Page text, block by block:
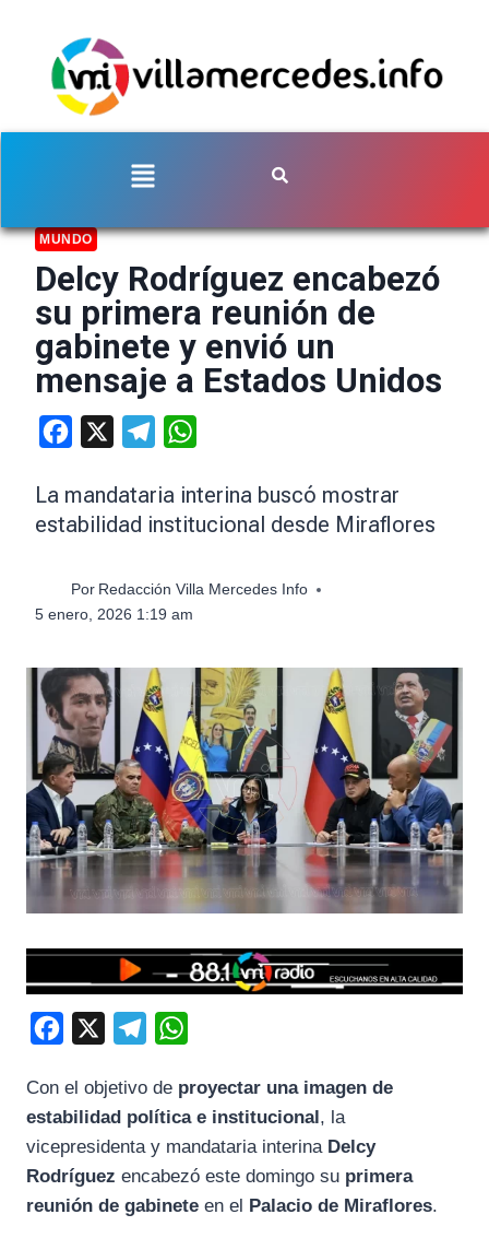
MUNDO
Delcy Rodríguez encabezó
su primera reunión de
gabinete y envió un
mensaje a Estados Unidos
Facebook Telegram
La mandataria interina buscó mostrar
estabilidad institucional desde Miraflores
Por Redacción Villa Mercedes Info
5 enero, 2026 1:19 am
c
e
b
l
e
g
a
t
s
Con el objetivo de proyectar una imagen de
estabilidad política e institucional, la
vicepresidenta y mandataria interina Delcy
Rodríguez encabezó este domingo su primera
reunión de gabinete en el Palacio de Miraflores.